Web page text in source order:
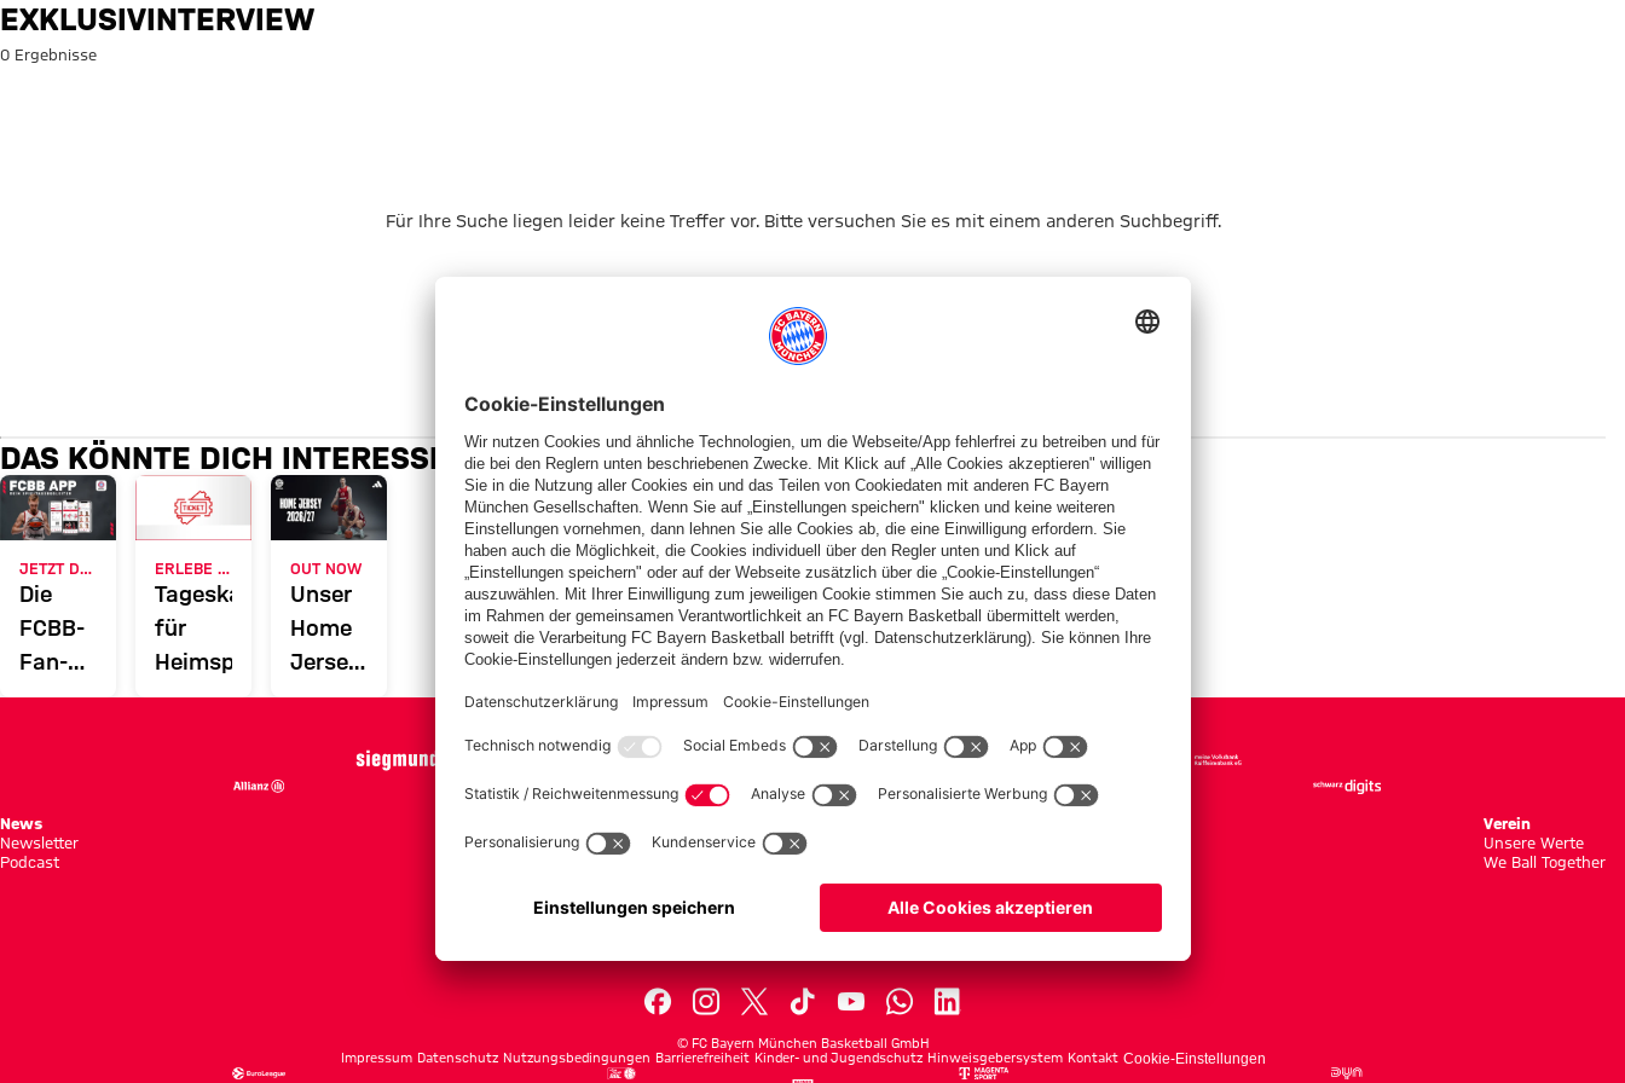
Suche: Exklusivinterview
EXKLUSIVINTERVIEW
0 Ergebnisse
Für Ihre Suche liegen leider keine Treffer vor. Bitte versuchen Sie es mit einem anderen Suchbegriff.
DAS KÖNNTE DICH INTERESSIEREN
JETZT DOWNLOADEN
Die
FCBB-
Fan-
App
ERLEBE DEN FCBB
Tageskarten
für
Heimspiele
OUT NOW
Unser
Home
Jersey
2026/27
PARTNER
News
Newsletter
Podcast
Tabelle
Verein
Unsere Werte
We Ball Together
© FC Bayern München Basketball GmbH
Impressum Datenschutz Nutzungsbedingungen Barrierefreiheit Kinder- und Jugendschutz Hinweisgebersystem Kontakt Cookie-Einstellungen